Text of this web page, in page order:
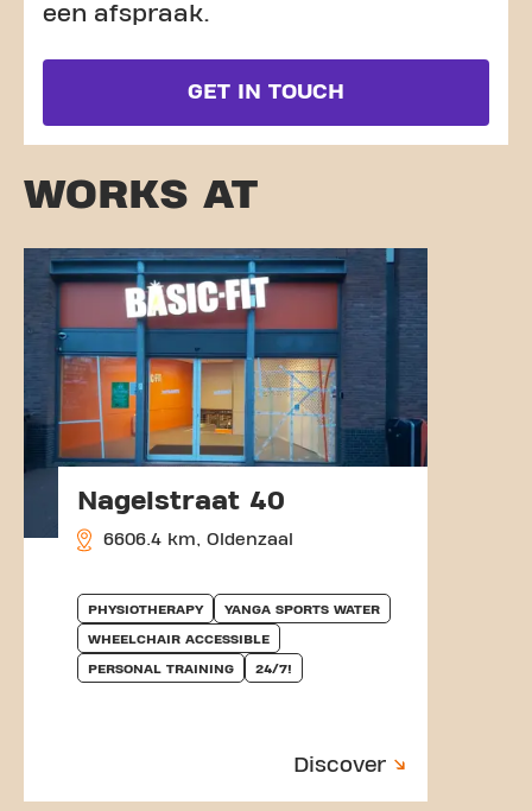
een afspraak.
GET IN TOUCH
WORKS AT
Nagelstraat 40
6606.4 km, Oldenzaal
PHYSIOTHERAPY YANGA SPORTS WATER
WHEELCHAIR ACCESSIBLE
PERSONAL TRAINING 24/7!
Discover